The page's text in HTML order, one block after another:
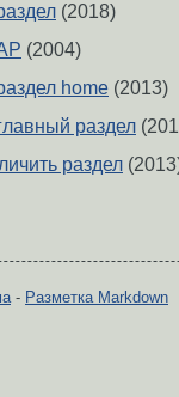
(2018)
(2004)
home (2013)
раздел
раздел
- Разметка Markdown